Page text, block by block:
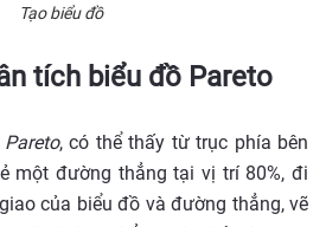
Tạo biểu đồ
tích biểu đồ Pareto
, có thể thấy từ trục phía bên
một đường thẳng tại vị trí 80%, đi
của biểu đồ và đường thẳng, vẽ